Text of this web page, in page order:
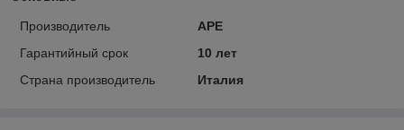
Производитель
APE
Гарантийный срок
10 лет
Страна производитель
Италия